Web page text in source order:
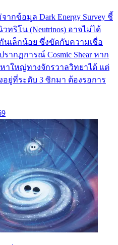
กข้อมูล Dark Energy Survey ชี้
ทริโน (Neutrinos) อาจไม่ได้
เล็กน้อย ซึ่งขัดกับความเชื่อ
ากฏการณ์ Cosmic Shear หาก
าใหญ่ทางจักรวาลวิทยาได้ แต่
ยู่ที่ระดับ 3 ซิกมา ต้องรอการ